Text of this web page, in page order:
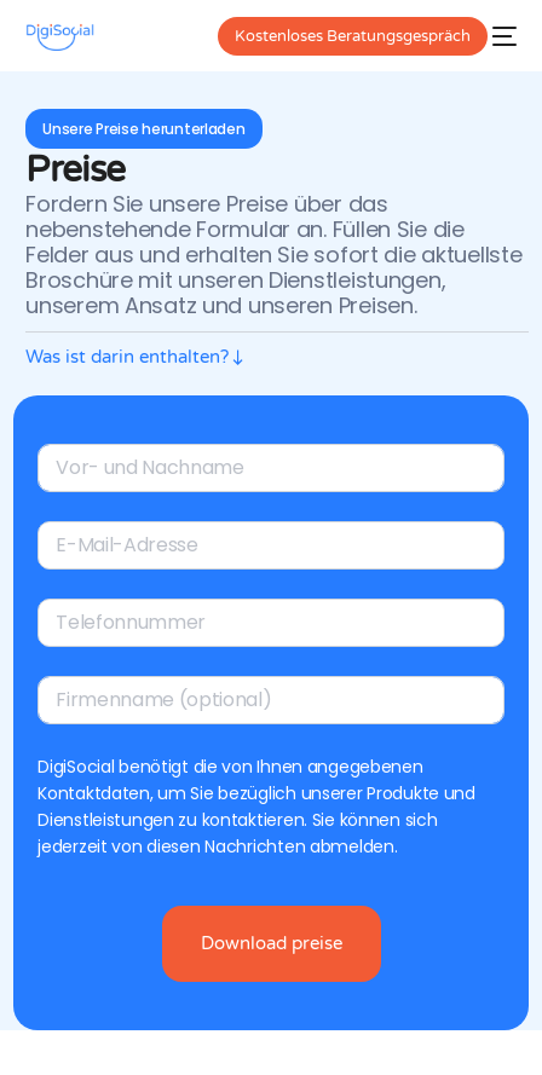
Kostenloses Beratungsgespräch
Unsere Preise herunterladen
Preise
Fordern Sie unsere Preise über das
nebenstehende Formular an. Füllen Sie die
Felder aus und erhalten Sie sofort die aktuellste
Broschüre mit unseren Dienstleistungen,
unserem Ansatz und unseren Preisen.
Was ist darin enthalten?
DigiSocial benötigt die von Ihnen angegebenen
Kontaktdaten, um Sie bezüglich unserer Produkte und
Dienstleistungen zu kontaktieren. Sie können sich
jederzeit von diesen Nachrichten abmelden.
Download preise